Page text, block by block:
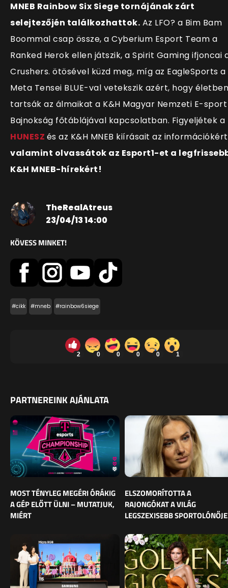
MNEB Rainbow Six Siege tornájának zárt
selejtezőjén találkozhattok. Az LFO? a Bim Bam
Boommal csap össze, a Cyberium Esport Team a
Ranked Herok ellen játszik, a Spirit Gaming ifjoncai
Crushers. ötösével küzd meg, míg az EagleSports a
Meta Tensei BLUE-val vetekszik azért, hogy életben
tartsák az álmaikat a K&H Magyar Nemzeti E-sport
Bajnokság főtáblájával kapcsolatban. Figyeljétek a
HUNESZ és az K&H MNEB kiírásait az
valamint olvassátok az Esport1-et a
K&H MNEB-hírekért!
TheRealAtreus
23/04/13 14:00
KÖVESS MINKET!
#cikk #mneb #rainbow6siege
2 0 0 0 0 1
PARTNEREINK AJÁNLATA
MOST TÉNYLEG MEGÉRI ÓRÁKIG
A GÉP ELŐTT ÜLNI – MUTATJUK,
MIÉRT
ELSZOMORÍTOTTA A
RAJONGÓKAT A VILÁG
LEGSZEXISEBB SPORTOLÓNŐJE